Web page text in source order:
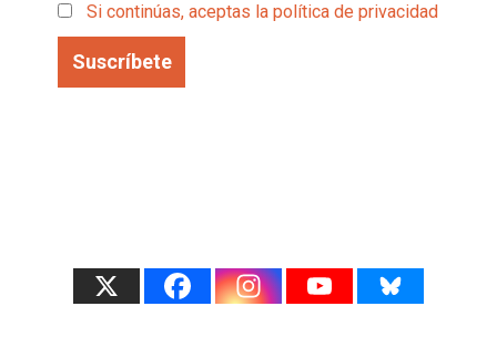
Si continúas, aceptas la política de privacidad